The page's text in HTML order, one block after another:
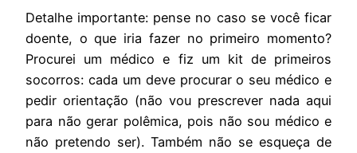
Detalhe importante: pense no caso se você ficar
doente, o que iria fazer no primeiro momento?
Procurei um médico e fiz um kit de primeiros
socorros: cada um deve procurar o seu médico e
pedir orientação (não vou prescrever nada aqui
para não gerar polêmica, pois não sou médico e
não pretendo ser). Também não se esqueça de